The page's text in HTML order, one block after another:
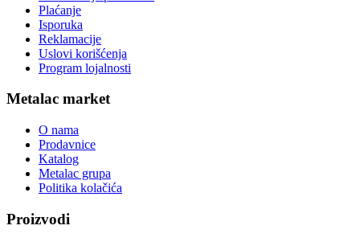
Plaćanje
Isporuka
Reklamacije
Uslovi korišćenja
Program lojalnosti
Metalac market
O nama
Prodavnice
Katalog
Metalac grupa
Politika kolačića
Proizvodi